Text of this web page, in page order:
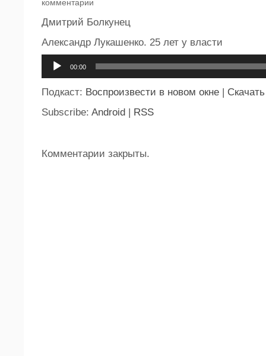
комментарии
Дмитрий Болкунец
Александр Лукашенко. 25 лет у власти
00:00
Подкаст: Воспроизвести в новом окне | Скачать
Subscribe: Android | RSS
Комментарии закрыты.